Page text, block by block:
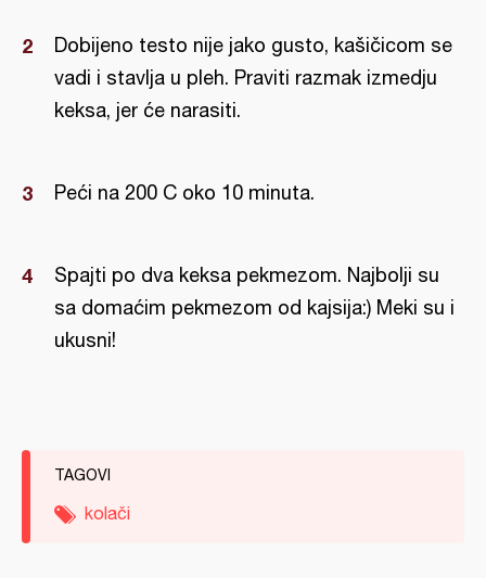
Dobijeno testo nije jako gusto, kašičicom se
vadi i stavlja u pleh. Praviti razmak izmedju
keksa, jer će narasiti.
Peći na 200 C oko 10 minuta.
Spajti po dva keksa pekmezom. Najbolji su
sa domaćim pekmezom od kajsija:) Meki su i
ukusni!
TAGOVI
kolači